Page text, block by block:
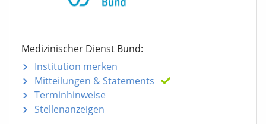
Medizinischer Dienst Bund:
Institution merken
Mitteilungen & Statements
Terminhinweise
Stellenanzeigen